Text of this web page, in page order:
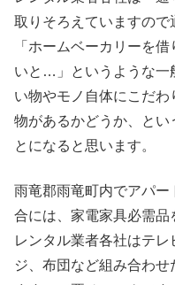
取りそろえていますので
「ホームベーカリーを
いと…」というような一
い物やモノ自体にこだ
物があるかどうか、とい
とになると思います。
雨竜郡雨竜町内でアパ
合には、家電家具必需品
レンタル業者各社はテ
ジ、布団など組み合わ